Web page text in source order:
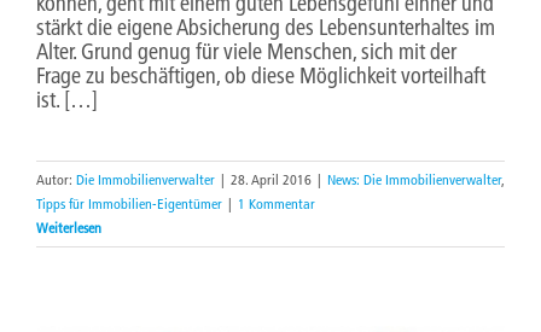
stärkt die eigene Absicherung des Lebensunterhaltes im
Alter. Grund genug für viele Menschen, sich mit der
Frage zu beschäftigen, ob diese Möglichkeit vorteilhaft
ist. […]
Autor: Die Immobilienverwalter | 28. April 2016 | News: Die Immobilienverwalter,
Tipps für Immobilien-Eigentümer | 1 Kommentar
Weiterlesen